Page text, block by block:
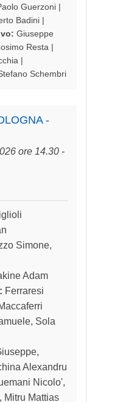
Guerzoni |
Badini |
Giuseppe
Resta |
|
Schembri
-
ore 14.30 -
Simone,
Adam
Ferraresi
Sola
Alexandru
Nicolo',
Mitru Mattias